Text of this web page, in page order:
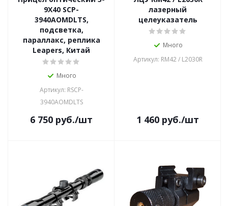
9X40 SCP-
3940AOMDLTS,
подсветка,
параллакс, реплика
Leapers, Китай
Много
Артикул: RSCP-
3940AOMDLTS
6 750 руб./шт
лазерный
целеуказатель
Много
Артикул: RM42 / L2030R
1 460 руб./шт